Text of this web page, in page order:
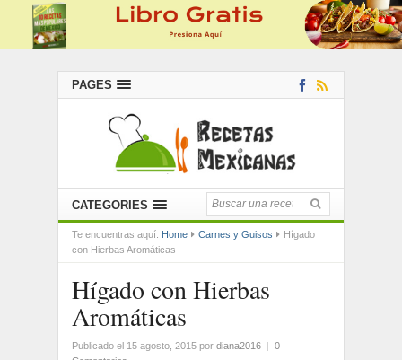
PAGES
CATEGORIES
Te encuentras aquí: Home Carnes y Guisos
Hígado
con Hierbas Aromáticas
Hígado con Hierbas
Aromáticas
Publicado el 15 agosto, 2015 por diana2016 | 0